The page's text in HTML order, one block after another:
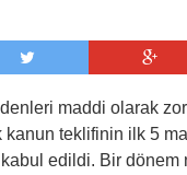
maddi olarak
kanun teklifinin ilk 5
edildi. Bir dönem